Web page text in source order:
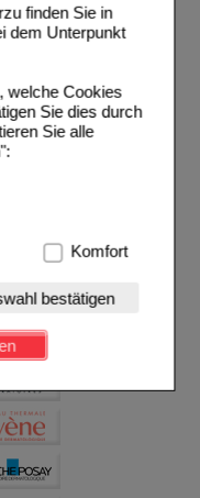
finden Sie in
dem Unterpunkt
welche Cookies
Sie dies durch
Sie alle
es sich um
Warenkorb,
nicht verzichtet
zu gestalten,
des
es uns
Komfort
bestätigen